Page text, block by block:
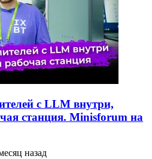
с LLM внутри,
станция. Minisforum на
назад